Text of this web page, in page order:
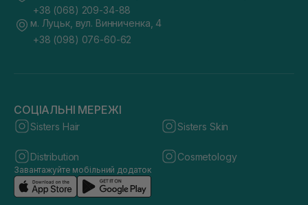
+38 (068) 209-34-88
м. Луцьк, вул. Винниченка, 4
+38 (098) 076-60-62
СОЦІАЛЬНІ МЕРЕЖІ
Sisters Hair Sisters Skin
Distribution Cosmetology
Завантажуйте мобільний додаток